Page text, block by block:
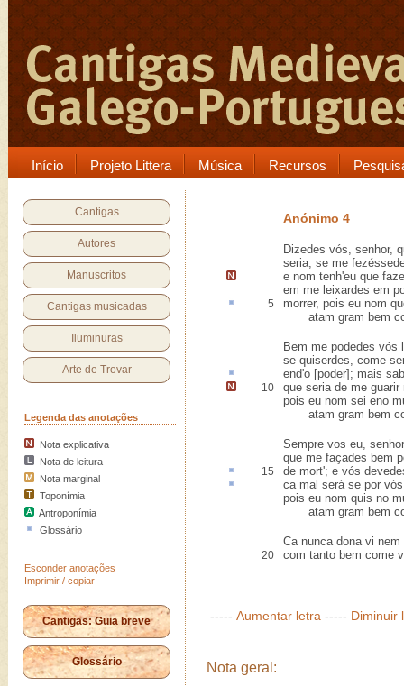
Início Projeto Littera Música Recursos
Cantigas
Autores
Manuscritos
Cantigas musicadas
Iluminuras
Arte de Trovar
Legenda das anotações
Nota explicativa
Nota de leitura
Nota marginal
Toponímia
Antroponímia
Glossário
Esconder anotações
Imprimir / copiar
Cantigas: Guia breve
Glossário
Anónimo 4
Dizedes vós, senhor,
seria, se me
e nom tenh'eu que
em me leixardes em
5
morrer, pois eu nom
atam gram bem
Bem me podedes vós
se quiserdes, come
end'o [poder]; mais
10
que seria de me guarir
pois eu nom sei eno
atam gram bem
Sempre vos eu,
que me façades bem
15
de mort'; e vós
ca mal será se por
pois eu nom quis no
atam gram bem
Ca nunca dona vi nem
20 com tanto bem come
----- Aumentar letra ----- Diminuir
Nota geral: